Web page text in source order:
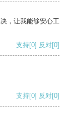
，让我能够安心工
支持[0] 反对[0]
支持[0] 反对[0]